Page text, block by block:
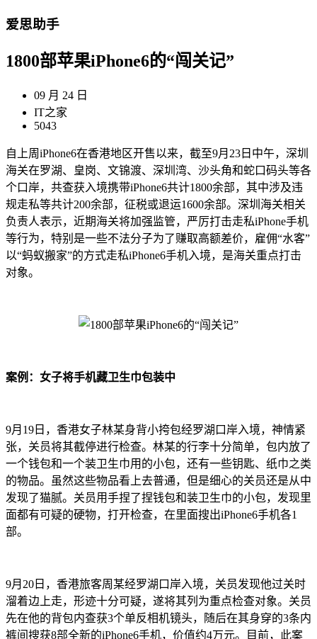
爱思助手
1800部苹果iPhone6的“闯关记”
09 月 24 日
IT之家
5043
自上周iPhone6在香港地区开售以来，截至9月23日中午，深圳
海关在罗湖、皇岗、文锦渡、深圳湾、沙头角和蛇口码头等各
个口岸，共查获入境携带iPhone6共计1800余部，其中涉及违
规走私等共计200余部，征税或退运1600余部。深圳海关相关
负责人表示，近期海关将加强监管，严厉打击走私iPhone手机
等行为，特别是一些不法分子为了赚取高额差价，雇佣“水客”
以“蚂蚁搬家”的方式走私iPhone6手机入境，是海关重点打击
对象。
案例：女子将手机藏卫生巾包装中
9月19日，香港女子林某身背小挎包经罗湖口岸入境，神情紧
张，关员将其截停进行检查。林某的行李十分简单，包内放了
一个钱包和一个装卫生巾用的小包，还有一些钥匙、纸巾之类
的物品。虽然这些物品看上去普通，但是细心的关员还是从中
发现了猫腻。关员用手捏了捏钱包和装卫生巾的小包，发现里
面都有可疑的硬物，打开检查，在里面搜出iPhone6手机各1
部。
9月20日，香港旅客周某经罗湖口岸入境，关员发现他过关时
溜着边上走，形迹十分可疑，遂将其列为重点检查对象。关员
先在他的背包内查获3个单反相机镜头，随后在其身穿的3条内
裤间搜获8部全新的iPhone6手机，价值约4万元。目前，此案